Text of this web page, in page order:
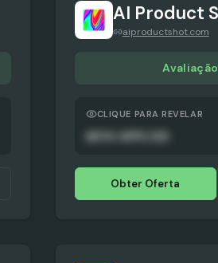
AI Product
aiproductshot.com
CLIQUE PARA REVELAR
Obter Oferta